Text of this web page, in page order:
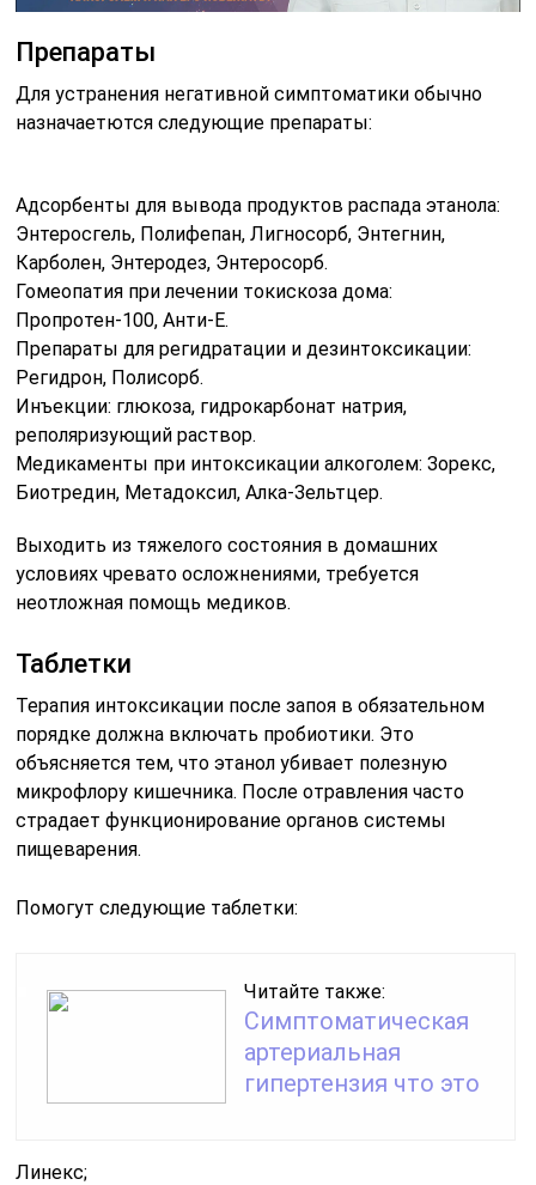
Препараты
Для устранения негативной симптоматики обычно
назначаетются следующие препараты:
Адсорбенты для вывода продуктов распада этанола:
Энтеросгель, Полифепан, Лигносорб, Энтегнин,
Карболен, Энтеродез, Энтеросорб.
Гомеопатия при лечении токискоза дома:
Пропротен-100, Анти-Е.
Препараты для регидратации и дезинтоксикации:
Регидрон, Полисорб.
Инъекции: глюкоза, гидрокарбонат натрия,
реполяризующий раствор.
Медикаменты при интоксикации алкоголем: Зорекс,
Биотредин, Метадоксил, Алка-Зельтцер.
Выходить из тяжелого состояния в домашних
условиях чревато осложнениями, требуется
неотложная помощь медиков.
Таблетки
Терапия интоксикации после запоя в обязательном
порядке должна включать пробиотики. Это
объясняется тем, что этанол убивает полезную
микрофлору кишечника. После отравления часто
страдает функционирование органов системы
пищеварения.
Помогут следующие таблетки:
Читайте также:
Симптоматическая
артериальная
гипертензия что это
Линекс;